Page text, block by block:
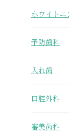
ホワイトニ
予防歯科
入れ歯
口腔外科
審美歯科